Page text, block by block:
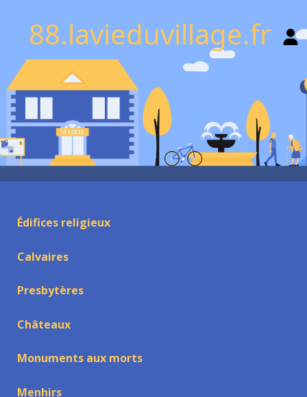
88.lavieduvillage.fr
Édifices religieux
Calvaires
Presbytères
Châteaux
Monuments aux morts
Menhirs